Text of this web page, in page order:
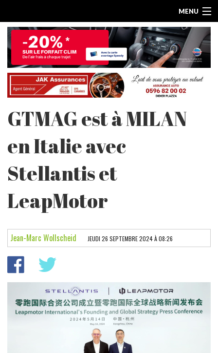
MENU
ACCUEIL
ESSAIS PAR MARQUE
LES ARTICLES
ESSAIS ELECTRIQUES
PARECHOC
L'INSTANT AUTO
POINT DE VUE
GTMAG est à MILAN
en Italie avec
Stellantis et
LeapMotor
Jean-Marc Wollscheid JEUDI 26 SEPTEMBRE 2024 À 08:26